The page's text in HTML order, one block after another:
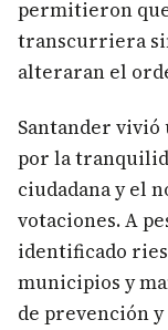
permitieron
transcurriera
alteraran el
Santander vivió
por la
ciudadana y el
votaciones. A
identificado
municipios y
de prevención